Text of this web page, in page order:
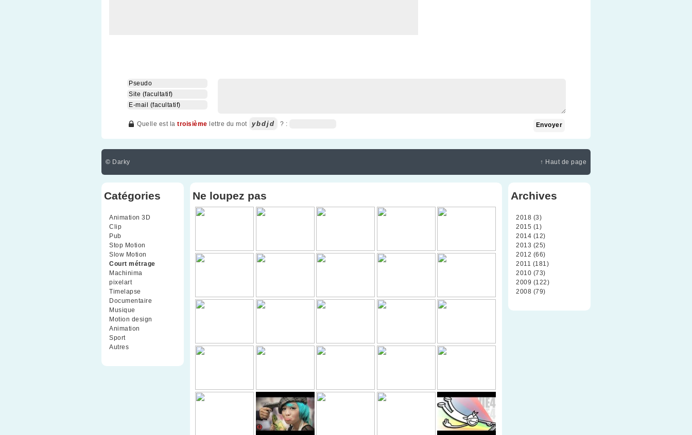
Quelle est la troisième lettre du mot ybdjd ? :
© Darky ↑ Haut de page
Catégories
Animation 3D
Clip
Pub
Stop Motion
Slow Motion
Court métrage
Machinima
pixelart(10)
Timelapse
Documentaire
Musique
Motion design
Animation
Sport(2)
Autres
Ne loupez pas Archives
2018 (3)
2015 (1)
2014 (12)
2013 (25)
2012 (66)
2011 (181)
2010 (73)
2009 (122)
2008 (79)